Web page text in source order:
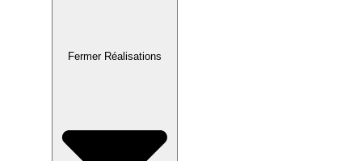
Fermer Réalisations